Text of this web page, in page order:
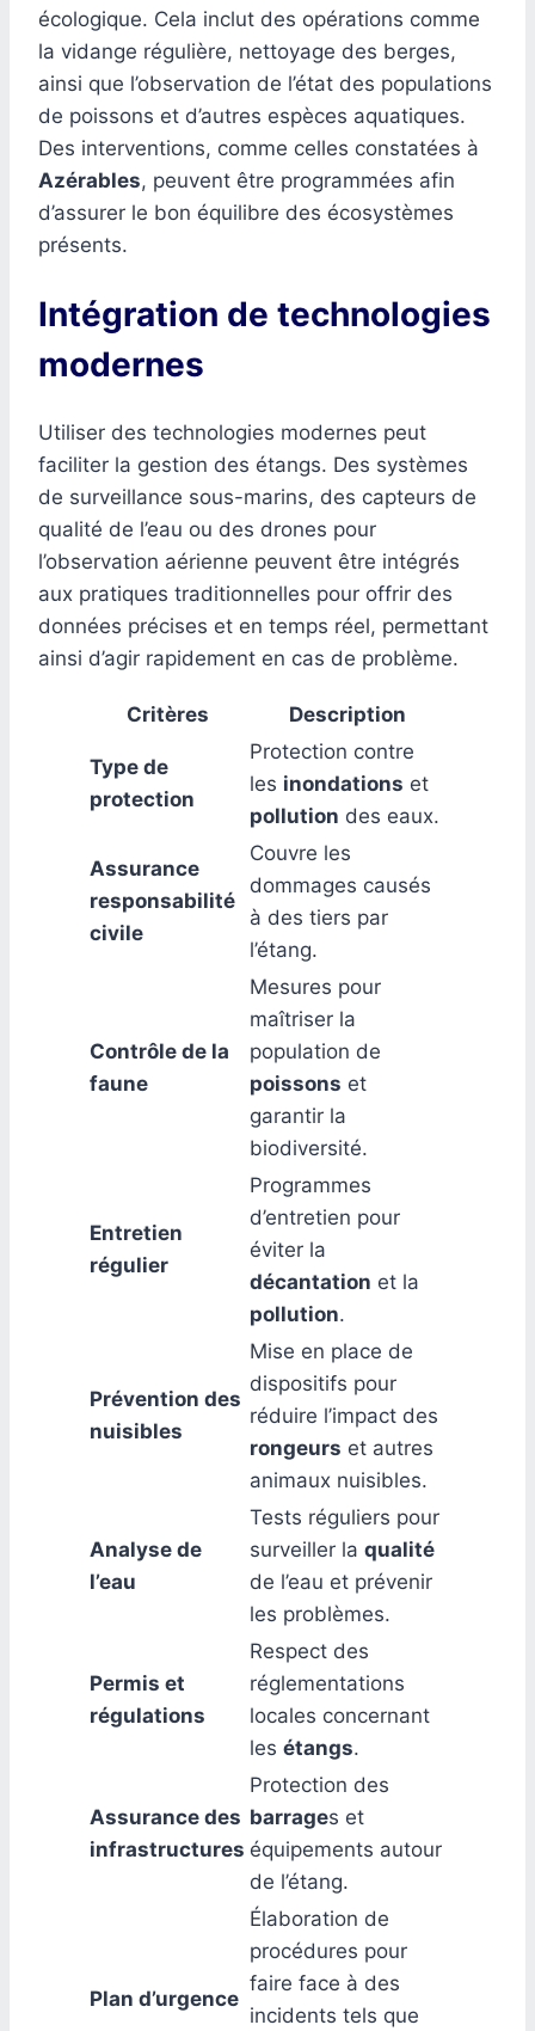
écologique. Cela inclut des opérations comme
la vidange régulière, nettoyage des berges,
ainsi que l’observation de l’état des populations
de poissons et d’autres espèces aquatiques.
Des interventions, comme celles constatées à
Azérables, peuvent être programmées afin
d’assurer le bon équilibre des écosystèmes
présents.
Intégration de technologies
modernes
Utiliser des technologies modernes peut
faciliter la gestion des étangs. Des systèmes
de surveillance sous-marins, des capteurs de
qualité de l’eau ou des drones pour
l’observation aérienne peuvent être intégrés
aux pratiques traditionnelles pour offrir des
données précises et en temps réel, permettant
ainsi d’agir rapidement en cas de problème.
Critères Description
Type de
protection
Protection contre
les inondations et
pollution des eaux.
Assurance
responsabilité
civile
Couvre les
dommages causés
à des tiers par
l’étang.
Contrôle de la
faune
Mesures pour
maîtriser la
population de
poissons et
garantir la
biodiversité.
Entretien
régulier
Programmes
d’entretien pour
éviter la
décantation et la
pollution.
Prévention des
nuisibles
Mise en place de
dispositifs pour
réduire l’impact des
rongeurs et autres
animaux nuisibles.
Analyse de
l’eau
Tests réguliers pour
surveiller la qualité
de l’eau et prévenir
les problèmes.
Permis et
régulations
Respect des
réglementations
locales concernant
les étangs.
Assurance des
infrastructures
Protection des
barrages et
équipements autour
de l’étang.
Plan d’urgence
Élaboration de
procédures pour
faire face à des
incidents tels que